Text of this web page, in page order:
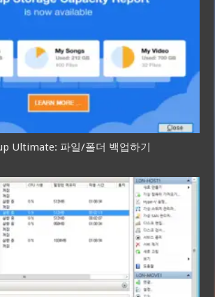
Ultimate: 파일/폴더 백업하기